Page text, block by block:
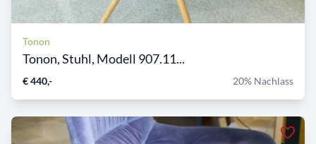
Tonon
Tonon, Stuhl, Modell 907.11...
€ 440,- 20% Nachlass